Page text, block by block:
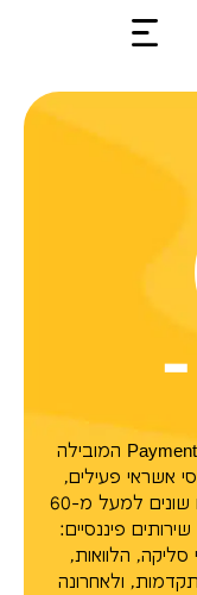
דרושים MAX –
חברת MAX היא חברת האשראי וה- Payments המובילה
מיליון כרטיסי אשראי פעילים,
חברת MAX מספקת שירותים פיננסיים שונים למעל מ-60
פיננסיים:
הלוואות,
ולאחרונה